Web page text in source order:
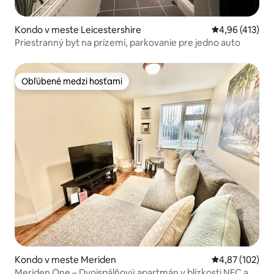
Kondo v meste Leicestershire Priemerné
4,96 (413)
Priestranný byt na prízemí, parkovanie pre jedno auto
Obľúbené medzi hosťami
Obľúbené medzi hosťami
Kondo v meste Meriden Priemerné
4,87 (102)